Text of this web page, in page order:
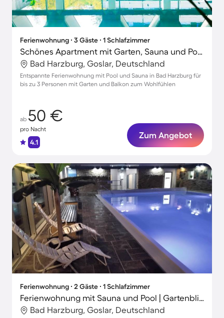
Ferienwohnung ∙ 3 Gäste ∙ 1 Schlafzimmer
Schönes Apartment mit Garten, Sauna und Pool | Naturblick
Bad Harzburg, Goslar, Deutschland
Entspannte Ferienwohnung mit Pool und Sauna in Bad Harzburg für
bis zu 3 Personen mit Garten und Balkon zum Wohlfühlen
ab 50 €
pro Nacht
4.1
Zum Angebot
Ferienwohnung ∙ 2 Gäste ∙ 1 Schlafzimmer
Ferienwohnung mit Sauna und Pool | Gartenblick
Bad Harzburg, Goslar, Deutschland